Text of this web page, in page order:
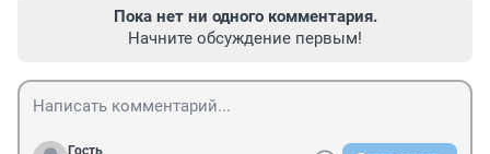
Пока нет ни одного комментария.
Начните обсуждение первым!
Гость